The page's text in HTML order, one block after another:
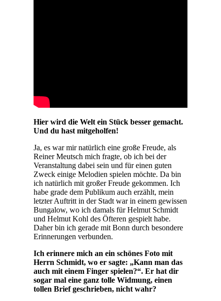
Hier wird die Welt ein Stück besser gemacht.
Und du hast mitgeholfen!
Ja, es war mir natürlich eine große Freude, als
Reiner Meutsch mich fragte, ob ich bei der
Veranstaltung dabei sein und für einen guten
Zweck einige Melodien spielen möchte. Da bin
ich natürlich mit großer Freude gekommen. Ich
habe grade dem Publikum auch erzählt, mein
letzter Auftritt in der Stadt war in einem gewissen
Bungalow, wo ich damals für Helmut Schmidt
und Helmut Kohl des Öfteren gespielt habe.
Daher bin ich gerade mit Bonn durch besondere
Erinnerungen verbunden.
Ich erinnere mich an ein schönes Foto mit
Herrn Schmidt, wo er sagte: „Kann man das
auch mit einem Finger spielen?“. Er hat dir
sogar mal eine ganz tolle Widmung, einen
tollen Brief geschrieben, nicht wahr?